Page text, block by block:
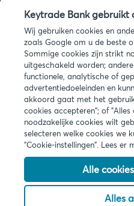
Veelgestelde vragen
Juridische info
Privacy
Cookies
PSD2
Toegankelijkheid
© 2026 Keytrade Bank, Belgisch
Keytrade Bank gebruikt
Wij gebruiken cookies en
zoals Google om u de beste
Sommige cookies zijn strikt
uitgeschakeld worden;
functionele, analytische of
advertentiedoeleinden en
akkoord gaat met het
cookies accepteren"; of "Alles
noodzakelijke cookies wilt
selecteren welke cookies we
"Cookie-instellingen". Lees er
Alle
Alles